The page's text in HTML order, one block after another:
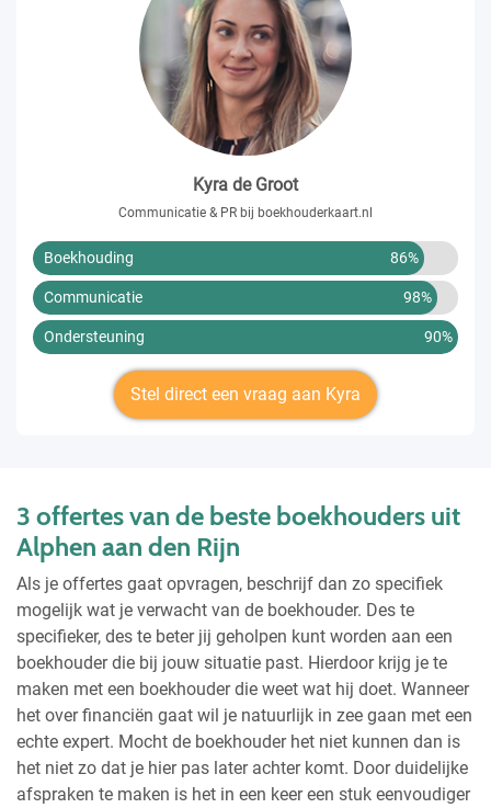
Kyra de Groot
Communicatie & PR bij boekhouderkaart.nl
Boekhouding 86%
Communicatie 98%
Ondersteuning 90%
Stel direct een vraag aan Kyra
3 offertes van de beste boekhouders uit
Alphen aan den Rijn
Als je offertes gaat opvragen, beschrijf dan zo specifiek
mogelijk wat je verwacht van de boekhouder. Des te
specifieker, des te beter jij geholpen kunt worden aan een
boekhouder die bij jouw situatie past. Hierdoor krijg je te
maken met een boekhouder die weet wat hij doet. Wanneer
het over financiën gaat wil je natuurlijk in zee gaan met een
echte expert. Mocht de boekhouder het niet kunnen dan is
het niet zo dat je hier pas later achter komt. Door duidelijke
afspraken te maken is het in een keer een stuk eenvoudiger